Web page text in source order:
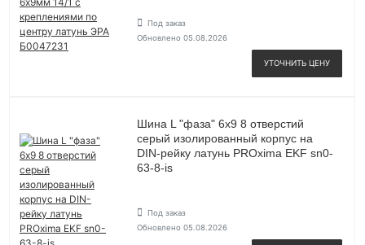
Под заказ
Обновлено 05.08.2026
УТОЧНИТЬ ЦЕНУ
Шина L "фаза" 6х9 8 отверстий
серый изолированный корпус на
DIN-рейку латунь PROxima EKF sn0-
63-8-is
Под заказ
Обновлено 05.08.2026